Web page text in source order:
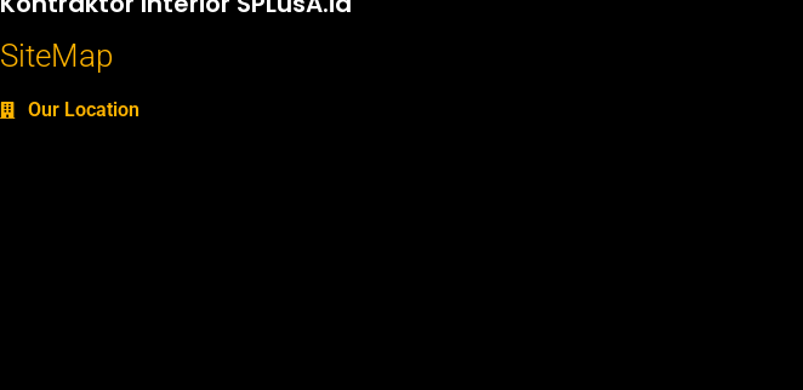
SiteMap
Our Location